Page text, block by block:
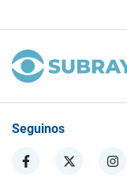
Seguinos